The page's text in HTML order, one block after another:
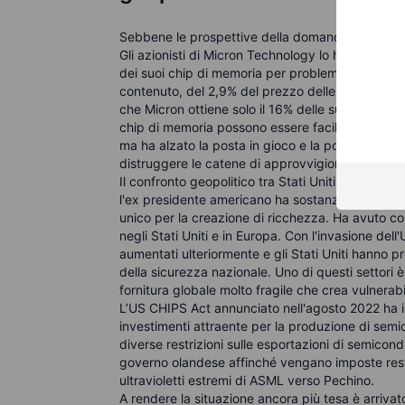
Sebbene le prospettive della domanda di
Gli azionisti di Micron Technology lo hanno
dei suoi chip di memoria per problemi di
contenuto, del 2,9% del prezzo delle azioni: gli
che Micron ottiene solo il 16% delle sue entrate
chip di memoria possono essere facilmente
ma ha alzato la posta in gioco e la possibilità
distruggere le catene di approvvigionamento se
Il confronto geopolitico tra Stati Uniti e Cina è
l'ex presidente americano ha sostanzialmente
unico per la creazione di ricchezza. Ha avuto
negli Stati Uniti e in Europa. Con l'invasione
aumentati ulteriormente e gli Stati Uniti hanno
della sicurezza nazionale. Uno di questi settori
fornitura globale molto fragile che crea
L’US CHIPS Act annunciato nell'agosto 2022
investimenti attraente per la produzione di
diverse restrizioni sulle esportazioni di
governo olandese affinché vengano imposte
ultravioletti estremi di ASML verso Pechino.
A rendere la situazione ancora più tesa è